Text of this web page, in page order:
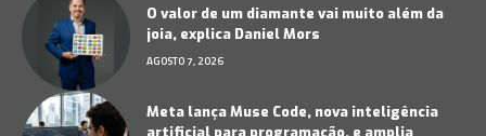
O valor de um diamante vai muito além da
joia, explica Daniel Mors
AGOSTO 7, 2026
Meta lança Muse Code, nova inteligência
artificial para programação, e amplia